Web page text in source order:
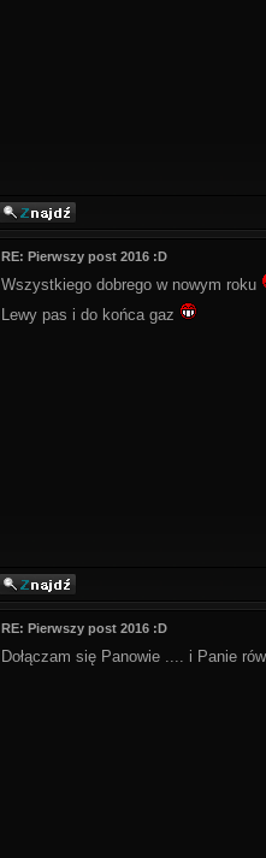
RE: Pierwszy post 2016 :D
Wszystkiego dobrego w nowym roku
Lewy pas i do końca gaz
RE: Pierwszy post 2016 :D
Dołączam się Panowie .... i Panie